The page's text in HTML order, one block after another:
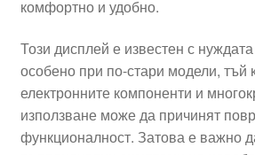
комфортно и удобно.
Този дисплей е известен с
особено при по-стари модели, тъй
електронните компоненти и
използване може да причинят
функционалност. Затова е важно